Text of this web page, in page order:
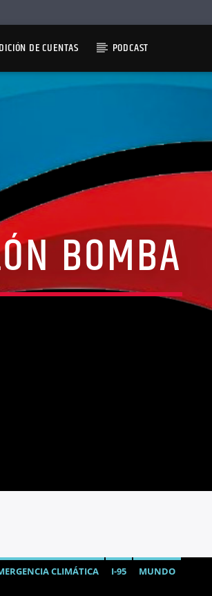
DE CUENTAS PODCAST
BOMBA
CLIMÁTICA I-95
MUNDO